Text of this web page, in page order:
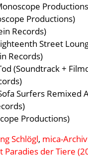
Productions)
Records)
Street
Records)
(Soundtrack +
Surfers Remixed
Productions)
Schlögl, mica-
der Tiere